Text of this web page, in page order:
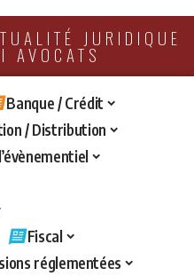
JURIDIQUE
AVOCATS
Banque / Crédit
/ Distribution
Fiscal
réglementées